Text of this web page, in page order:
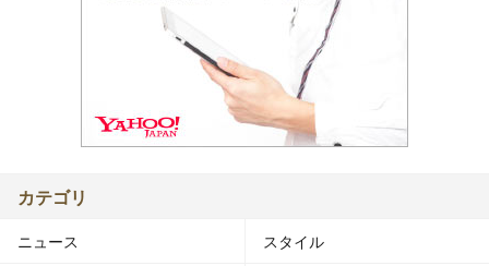
カテゴリ
ニュース スタイル